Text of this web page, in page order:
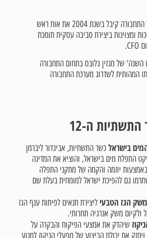
על פועלו כשר התחבורה קיבל בשנת 2004 את אות ראש
ומצוינות ביצירת סביבה עסקית תומכת
של מגזין גלובס בתחום התחבורה
המהותית לשדרוג מערכת התחבורה
ה-12
בישראלכשר התשתיות, אביגדור ליברמן
התפלת מים בישראל, והוציא את המדינה
יוזמה והקמה של מתקני התפלה
גם להפיכת ישראל למומחית בעלת שם
הגז הטבעיליצירת תנאים לפיתוח ענף הגז
משק אנרגיה תחרותי.
שיהדק את אמצעי הפיקוח והבקרה על
את יכולת הביצוע של מפעלי הניקוז למנוע